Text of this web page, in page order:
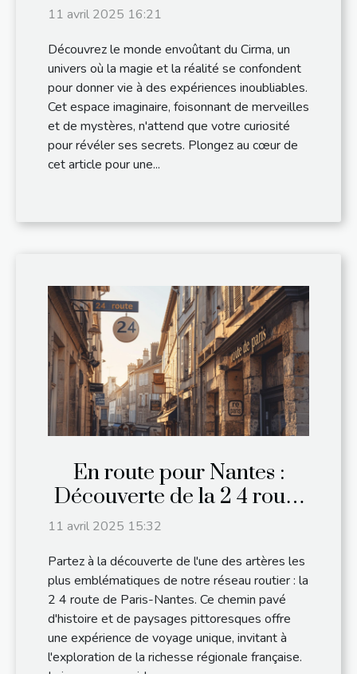
11 avril 2025 16:21
Découvrez le monde envoûtant du Cirma, un
univers où la magie et la réalité se confondent
pour donner vie à des expériences inoubliables.
Cet espace imaginaire, foisonnant de merveilles
et de mystères, n'attend que votre curiosité
pour révéler ses secrets. Plongez au cœur de
cet article pour une...
En route pour Nantes :
Découverte de la 2 4 route
de Paris
11 avril 2025 15:32
Partez à la découverte de l'une des artères les
plus emblématiques de notre réseau routier : la
2 4 route de Paris-Nantes. Ce chemin pavé
d'histoire et de paysages pittoresques offre
une expérience de voyage unique, invitant à
l'exploration de la richesse régionale française.